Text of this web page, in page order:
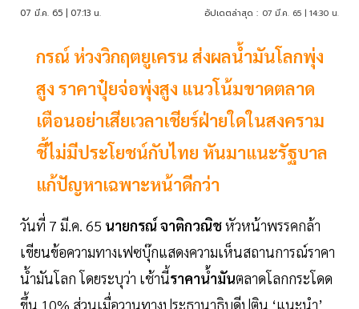
07 มี.ค. 65 | 07:13 น. อัปเดตล่าสุด : 07 มี.ค. 65 | 14:30 น.
กรณ์ ห่วงวิกฤตยูเครน ส่งผลน้ำมันโลกพุ่ง
สูง ราคาปุ๋ยจ่อพุ่งสูง แนวโน้มขาดตลาด
เตือนอย่าเสียเวลาเชียร์ฝ่ายใดในสงคราม
ชี้ไม่มีประโยชน์กับไทย หันมาแนะรัฐบาล
แก้ปัญหาเฉพาะหน้าดีกว่า
วันที่ 7 มี.ค. 65 นายกรณ์ จาติกวณิชหัวหน้าพรรคกล้า
เขียนข้อความทางเฟซบุ๊กแสดงความเห็นสถานการณ์ราคา
น้ำมันโลก โดยระบุว่า เช้านี้ราคานํ้ามันตลาดโลกกระโดด
ขึ้น 10% ส่วนเมื่อวานทางประธานาธิบดีปูติน ‘แนะนำ’